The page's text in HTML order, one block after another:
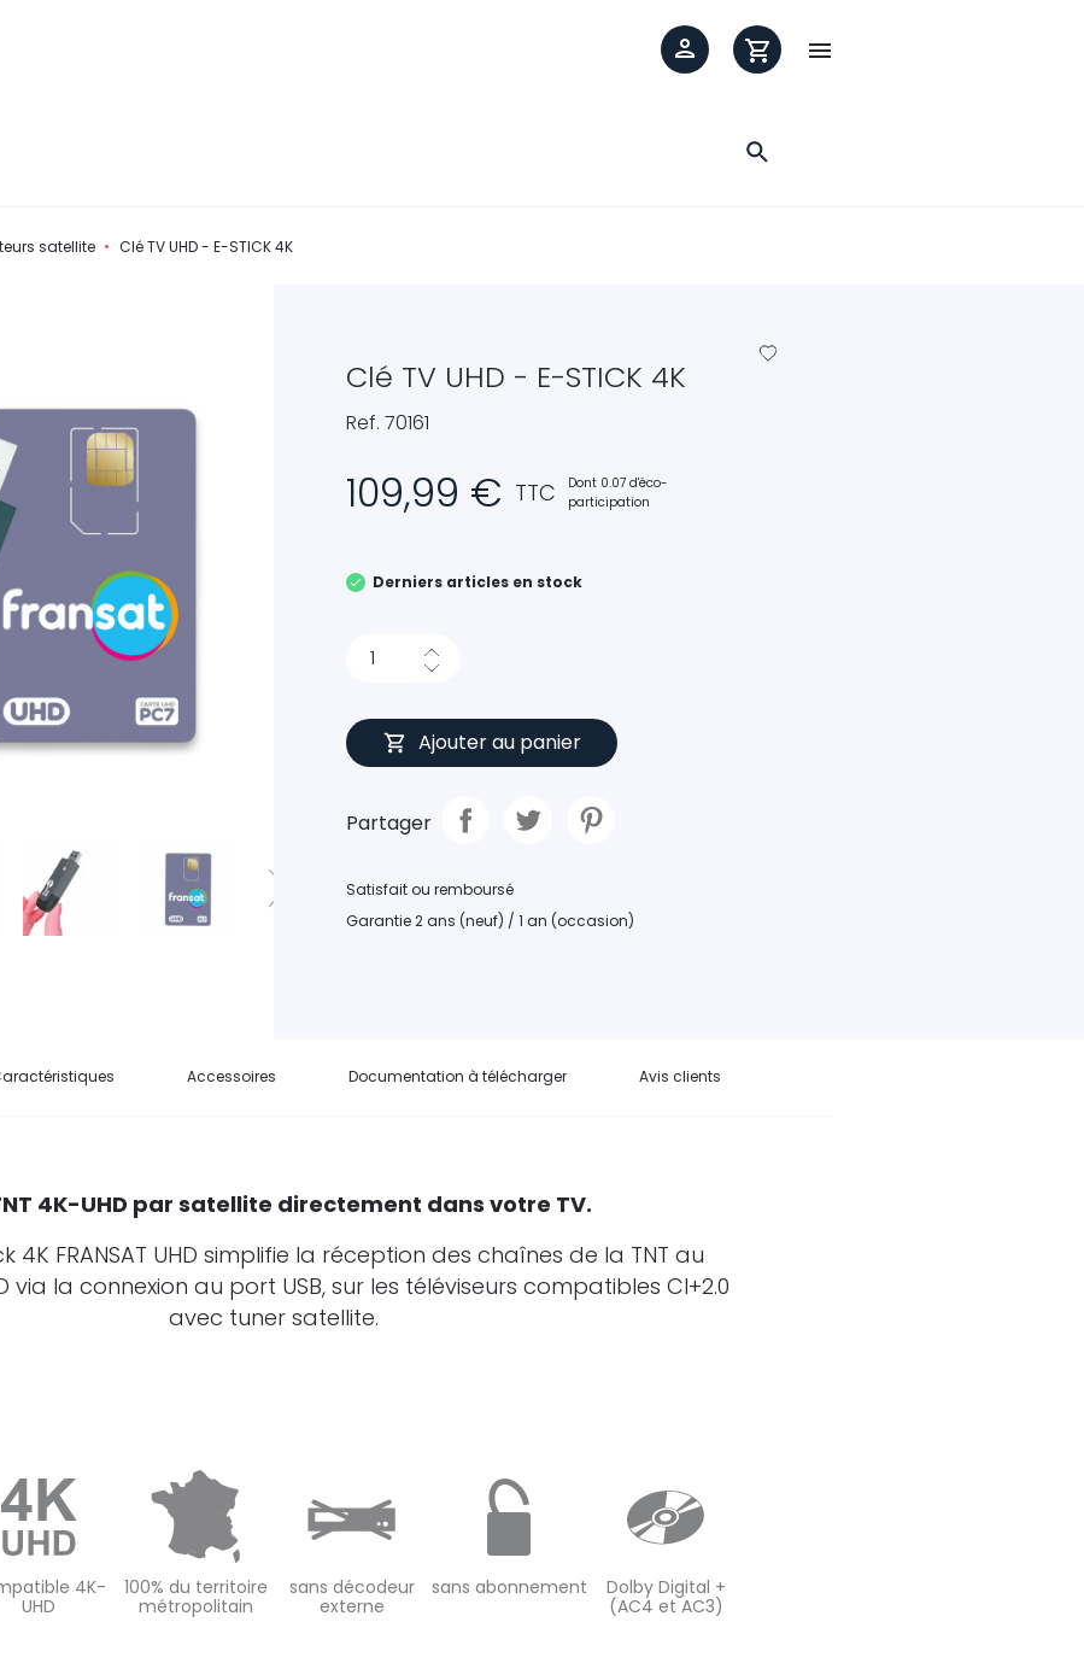

satellite Clé TV UHD - E-STICK 4K
Clé TV UHD - E-STICK 4K favorite_border
Ref. 70161
109,99 € TTC
Dont 0.07 d'éco-
participation
Derniers articles en stock
Ajouter au panier
Partager
Satisfait ou remboursé
Garantie 2 ans (neuf) / 1 an (occasion)
Accessoires Documentation à télécharger Avis clients
4K-UHD par satellite directement dans votre TV.
4K FRANSAT UHD simplifie la réception des chaînes de la TNT au
via la connexion au port USB, sur les téléviseurs compatibles CI+2.0
avec tuner satellite.
4K-
UHD
100% du territoire
métropolitain
sans décodeur
externe
sans abonnement
Dolby Digital +
(AC4 et AC3)